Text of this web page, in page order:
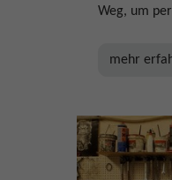
Weg, um
mehr